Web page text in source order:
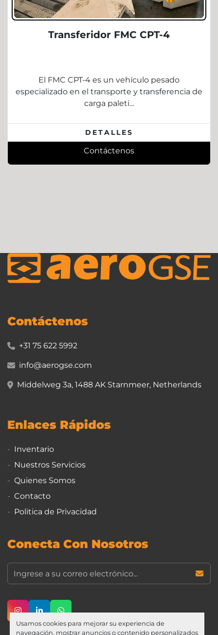
Usamos cookies para mejorar su experiencia de
navegación, mostrar anuncios o contenido personalizados
Transferidor FMC CPT-4
El FMC CPT-4 es un vehículo pesado
especializado en el transporte y transferencia de
carga paleti...
DETALLES
Contáctenos
Contáctenos
+31 75 622 5992
info@aerogse.com
Middelweg 3a, 1488 AK Starnmeer, Netherlands
Enlaces Rápidos
Inventario
Nuestros Servicios
Quienes Somos
Contacto
Politica de Privacidad
Conecta Con Nosotros
instagram
linkedinwhatsapp